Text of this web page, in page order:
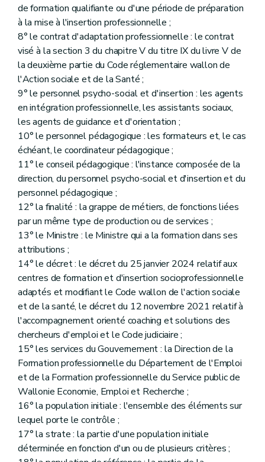
de formation qualifiante ou d'une période de préparation
à la mise à l'insertion professionnelle ;
8° le contrat d'adaptation professionnelle : le contrat
visé à la section 3 du chapitre V du titre IX du livre V de
la deuxième partie du Code réglementaire wallon de
l'Action sociale et de la Santé ;
9° le personnel psycho-social et d'insertion : les agents
en intégration professionnelle, les assistants sociaux,
les agents de guidance et d'orientation ;
10° le personnel pédagogique : les formateurs et, le cas
échéant, le coordinateur pédagogique ;
11° le conseil pédagogique : l'instance composée de la
direction, du personnel psycho-social et d'insertion et du
personnel pédagogique ;
12° la finalité : la grappe de métiers, de fonctions liées
par un même type de production ou de services ;
13° le Ministre : le Ministre qui a la formation dans ses
attributions ;
14° le décret : le décret du 25 janvier 2024 relatif aux
centres de formation et d'insertion socioprofessionnelle
adaptés et modifiant le Code wallon de l'action sociale
et de la santé, le décret du 12 novembre 2021 relatif à
l'accompagnement orienté coaching et solutions des
chercheurs d'emploi et le Code judiciaire ;
15° les services du Gouvernement : la Direction de la
Formation professionnelle du Département de l'Emploi
et de la Formation professionnelle du Service public de
Wallonie Economie, Emploi et Recherche ;
16° la population initiale : l'ensemble des éléments sur
lequel porte le contrôle ;
17° la strate : la partie d'une population initiale
déterminée en fonction d'un ou de plusieurs critères ;